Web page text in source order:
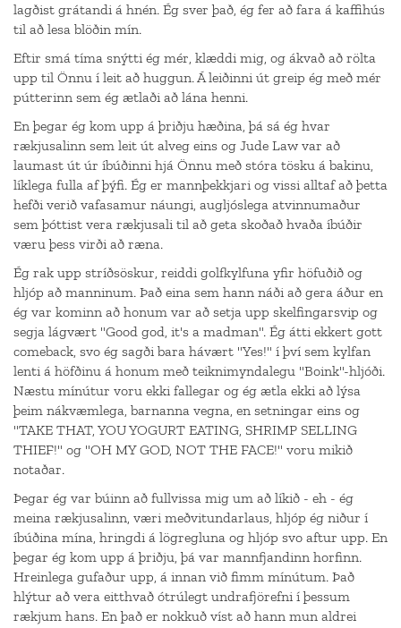
lagðist grátandi á hnén. Ég sver það, ég fer að fara á kaffihús
til að lesa blöðin mín.
Eftir smá tíma snýtti ég mér, klæddi mig, og ákvað að rölta
upp til Önnu í leit að huggun. Á leiðinni út greip ég með mér
pútterinn sem ég ætlaði að lána henni.
En þegar ég kom upp á þriðju hæðina, þá sá ég hvar
rækjusalinn sem leit út alveg eins og Jude Law var að
laumast út úr íbúðinni hjá Önnu með stóra tösku á bakinu,
líklega fulla af þýfi. Ég er mannþekkjari og vissi alltaf að þetta
hefði verið vafasamur náungi, augljóslega atvinnumaður
sem þóttist vera rækjusali til að geta skoðað hvaða íbúðir
væru þess virði að ræna.
Ég rak upp stríðsöskur, reiddi golfkylfuna yfir höfuðið og
hljóp að manninum. Það eina sem hann náði að gera áður en
ég var kominn að honum var að setja upp skelfingarsvip og
segja lágvært "Good god, it's a madman". Ég átti ekkert gott
comeback, svo ég sagði bara hávært "Yes!" í því sem kylfan
lenti á höfðinu á honum með teiknimyndalegu "Boink"-hljóði.
Næstu mínútur voru ekki fallegar og ég ætla ekki að lýsa
þeim nákvæmlega, barnanna vegna, en setningar eins og
"TAKE THAT, YOU YOGURT EATING, SHRIMP SELLING
THIEF!" og "OH MY GOD, NOT THE FACE!" voru mikið
notaðar.
Þegar ég var búinn að fullvissa mig um að líkið - eh - ég
meina rækjusalinn, væri meðvitundarlaus, hljóp ég niður í
íbúðina mína, hringdi á lögregluna og hljóp svo aftur upp. En
þegar ég kom upp á þriðju, þá var mannfjandinn horfinn.
Hreinlega gufaður upp, á innan við fimm mínútum. Það
hlýtur að vera eitthvað ótrúlegt undrafjörefni í þessum
rækjum hans. En það er nokkuð víst að hann mun aldrei